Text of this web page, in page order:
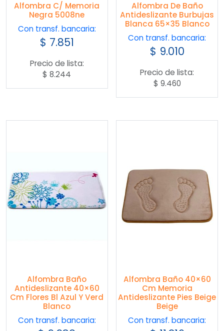
Alfombra C/ Memoria
Negra 5008ne
Con transf. bancaria:
$ 7.851
Precio de lista:
$ 8.244
Alfombra De Baño
Antideslizante Burbujas
Blanca 65×35 Blanco
Con transf. bancaria:
$ 9.010
Precio de lista:
$ 9.460
Alfombra Baño
Antideslizante 40×60
Cm Flores Bl Azul Y Verd
Blanco
Con transf. bancaria:
Alfombra Baño 40×60
Cm Memoria
Antideslizante Pies Beige
Beige
Con transf. bancaria: